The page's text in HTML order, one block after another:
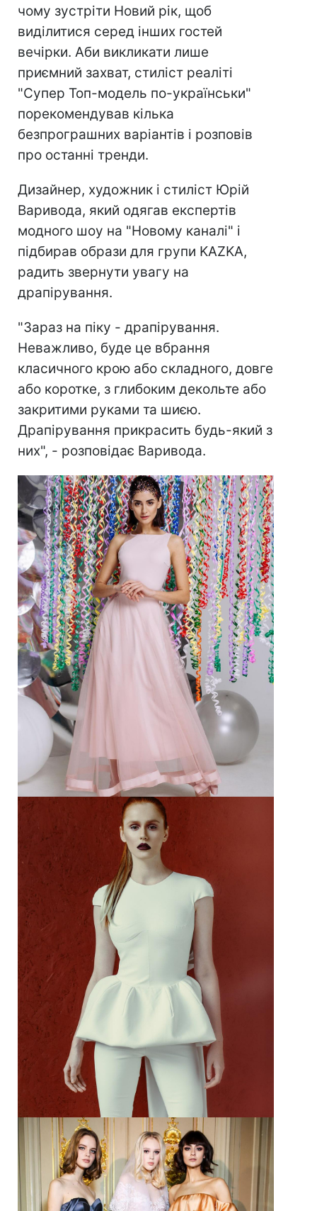
чому зустріти Новий рік, щоб
виділитися серед інших гостей
вечірки. Аби викликати лише
приємний захват, стиліст реаліті
"Супер Топ-модель по-українськи"
порекомендував кілька
безпрограшних варіантів і розповів
про останні тренди.
Дизайнер, художник і стиліст Юрій
Варивода, який одягав експертів
модного шоу на "Новому каналі" і
підбирав образи для групи KAZKA,
радить звернути увагу на
драпірування.
"Зараз на піку - драпірування.
Неважливо, буде це вбрання
класичного крою або складного, довге
або коротке, з глибоким декольте або
закритими руками та шиєю.
Драпірування прикрасить будь-який з
них", - розповідає Варивода.